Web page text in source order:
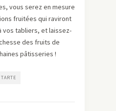
vous serez en mesure
fruitées qui raviront
vos tabliers, et laissez-
des fruits de
pâtisseries !
TARTE